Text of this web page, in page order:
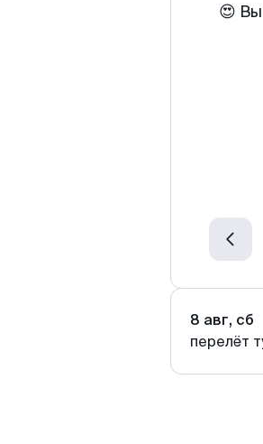
😍
8 авг, сб
перелёт